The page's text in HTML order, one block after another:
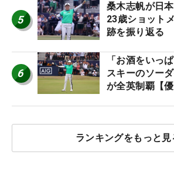
5
桑木志帆が日
23歳ショット
跡を振り返る
6
「お酒をいっ
スキーのソー
が全英制覇【
ランキングをもっと見